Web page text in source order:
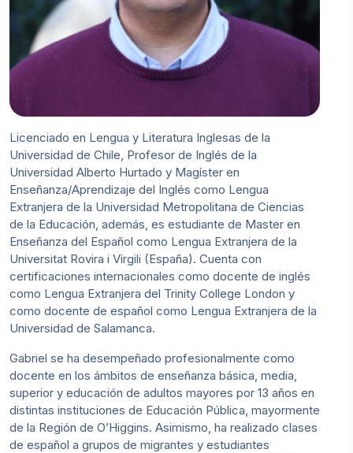
Licenciado en Lengua y Literatura Inglesas de la
Universidad de Chile, Profesor de Inglés de la
Universidad Alberto Hurtado y Magíster en
Enseñanza/Aprendizaje del Inglés como Lengua
Extranjera de la Universidad Metropolitana de Ciencias
de la Educación, además, es estudiante de Master en
Enseñanza del Español como Lengua Extranjera de la
Universitat Rovira i Virgili (España). Cuenta con
certificaciones internacionales como docente de inglés
como Lengua Extranjera del Trinity College London y
como docente de español como Lengua Extranjera de la
Universidad de Salamanca.
Gabriel se ha desempeñado profesionalmente como
docente en los ámbitos de enseñanza básica, media,
superior y educación de adultos mayores por 13 años en
distintas instituciones de Educación Pública, mayormente
de la Región de O’Higgins. Asimismo, ha realizado clases
de español a grupos de migrantes y estudiantes